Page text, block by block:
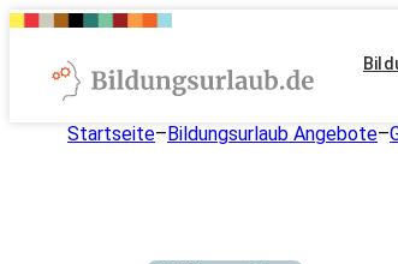
Startseite–Bildungsurlaub Angebote–